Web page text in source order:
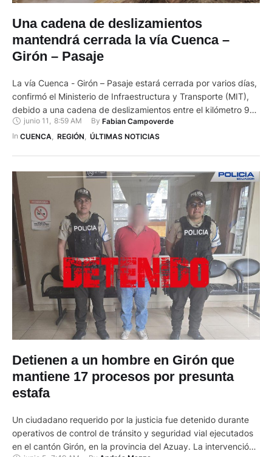
Una cadena de deslizamientos
mantendrá cerrada la vía Cuenca –
Girón – Pasaje
La vía Cuenca - Girón – Pasaje estará cerrada por varios días,
confirmó el Ministerio de Infraestructura y Transporte (MIT),
debido a una cadena de deslizamientos entre el kilómetro 90
y 105. El organismo de transporte refirió que este jueves 11 de
junio de 2026, más de 40.000 metros cúbicos de material
junio 11 , 8:59 AM By Fabian Campoverde
In CUENCA REGIÓN ÚLTIMAS NOTICIAS
Detienen a un hombre en Girón que
mantiene 17 procesos por presunta
estafa
Un ciudadano requerido por la justicia fue detenido durante
operativos de control de tránsito y seguridad vial ejecutados
en el cantón Girón, en la provincia del Azuay. La intervención